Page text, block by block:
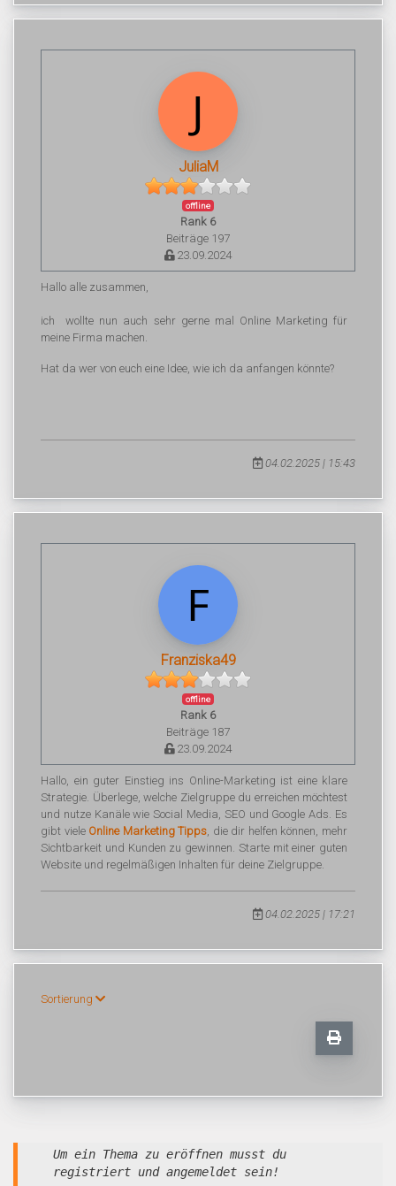
JuliaM
offline
Rank 6
Beiträge 197
23.09.2024
Hallo alle zusammen,
ich wollte nun auch sehr gerne mal Online Marketing für
meine Firma machen.
Hat da wer von euch eine Idee, wie ich da anfangen könnte?
04.02.2025 | 15:43
Franziska49
offline
Rank 6
Beiträge 187
23.09.2024
Hallo, ein guter Einstieg ins Online-Marketing ist eine klare
Strategie. Überlege, welche Zielgruppe du erreichen möchtest
und nutze Kanäle wie Social Media, SEO und Google Ads. Es
gibt viele Online Marketing Tipps, die dir helfen können, mehr
Sichtbarkeit und Kunden zu gewinnen. Starte mit einer guten
Website und regelmäßigen Inhalten für deine Zielgruppe.
04.02.2025 | 17:21
Sortierung
Um ein Thema zu eröffnen musst du
registriert und angemeldet sein!